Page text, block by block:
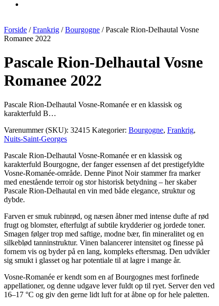
Forside /Frankrig /Bourgogne / Pascale Rion-Delhautal Vosne
Romanee 2022
Pascale Rion-Delhautal Vosne
Romanee 2022
Pascale Rion-Delhautal Vosne-Romanée er en klassisk og
karakterfuld B…
Varenummer (SKU): 32415 Kategorier: Bourgogne, Frankrig,
Nuits-Saint-Georges
Pascale Rion-Delhautal Vosne-Romanée er en klassisk og
karakterfuld Bourgogne, der fanger essensen af det prestigefyldte
Vosne-Romanée-område. Denne Pinot Noir stammer fra marker
med enestående terroir og stor historisk betydning – her skaber
Pascale Rion-Delhautal en vin med både elegance, struktur og
dybde.
Farven er smuk rubinrød, og næsen åbner med intense dufte af rød
frugt og blomster, efterfulgt af subtile krydderier og jordede toner.
Smagen følger trop med saftige, modne bær, fin mineralitet og en
silkeblød tanninstruktur. Vinen balancerer intensitet og finesse på
fornem vis og byder på en lang, kompleks eftersmag. Den udvikler
sig smukt i glasset og har potentiale til at lagre i mange år.
Vosne-Romanée er kendt som en af Bourgognes mest forfinede
appellationer, og denne udgave lever fuldt op til ryet. Server den ved
16–17 °C og giv den gerne lidt luft for at åbne op for hele paletten.